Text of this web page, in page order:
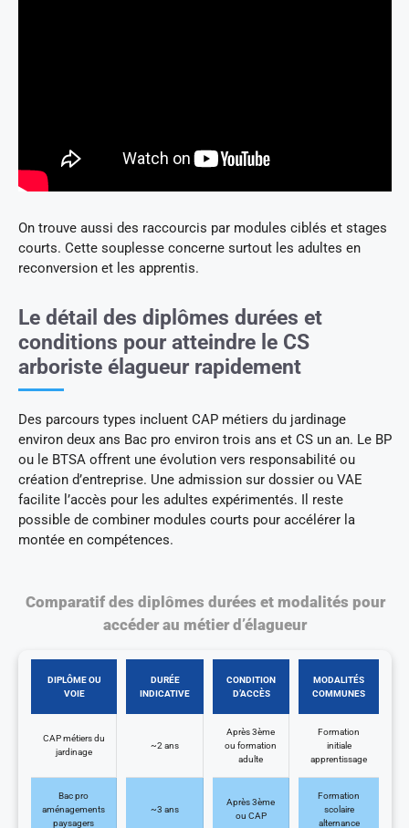
On trouve aussi des raccourcis par modules ciblés et stages
courts. Cette souplesse concerne surtout les adultes en
reconversion et les apprentis.
Le détail des diplômes durées et
conditions pour atteindre le CS
arboriste élagueur rapidement
Des parcours types incluent CAP métiers du jardinage
environ deux ans Bac pro environ trois ans et CS un an. Le BP
ou le BTSA offrent une évolution vers responsabilité ou
création d’entreprise. Une admission sur dossier ou VAE
facilite l’accès pour les adultes expérimentés. Il reste
possible de combiner modules courts pour accélérer la
montée en compétences.
Comparatif des diplômes durées et modalités pour
accéder au métier d’élagueur
DIPLÔME OU
VOIE
DURÉE
INDICATIVE
CONDITION
D’ACCÈS
MODALITÉS
COMMUNES
CAP métiers du
jardinage
~2 ans
Après 3ème
ou formation
adulte
Formation
initiale
apprentissage
Bac pro
aménagements
paysagers
~3 ans
Après 3ème
ou CAP
Formation
scolaire
alternance